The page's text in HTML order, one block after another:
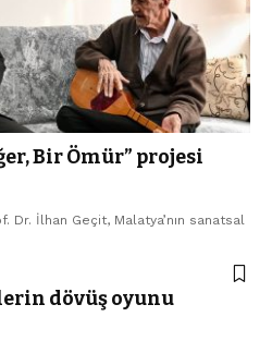
Bir Ömür” projesi
Dr. İlhan Geçit, Malatya’nın sanatsal
dövüş oyunu